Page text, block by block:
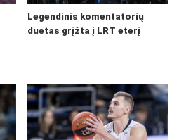
Legendinis komentatorių
duetas grįžta į LRT eterį